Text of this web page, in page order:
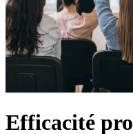
Efficacité